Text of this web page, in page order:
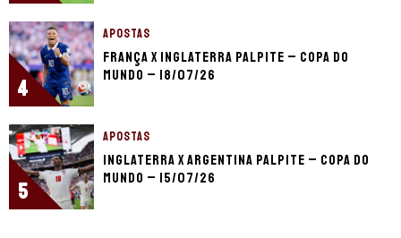
4
APOSTAS
França x Inglaterra palpite – Copa do
Mundo – 18/07/26
5
APOSTAS
Inglaterra x Argentina palpite – Copa do
Mundo – 15/07/26